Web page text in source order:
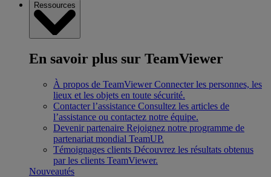
Ressources
En savoir plus sur TeamViewer
À propos de TeamViewer Connecter les personnes, les
lieux et les objets en toute sécurité.
Contacter l’assistance Consultez les articles de
l’assistance ou contactez notre équipe.
Devenir partenaire Rejoignez notre programme de
partenariat mondial TeamUP.
Témoignages clients Découvrez les résultats obtenus
par les clients TeamViewer.
Nouveautés